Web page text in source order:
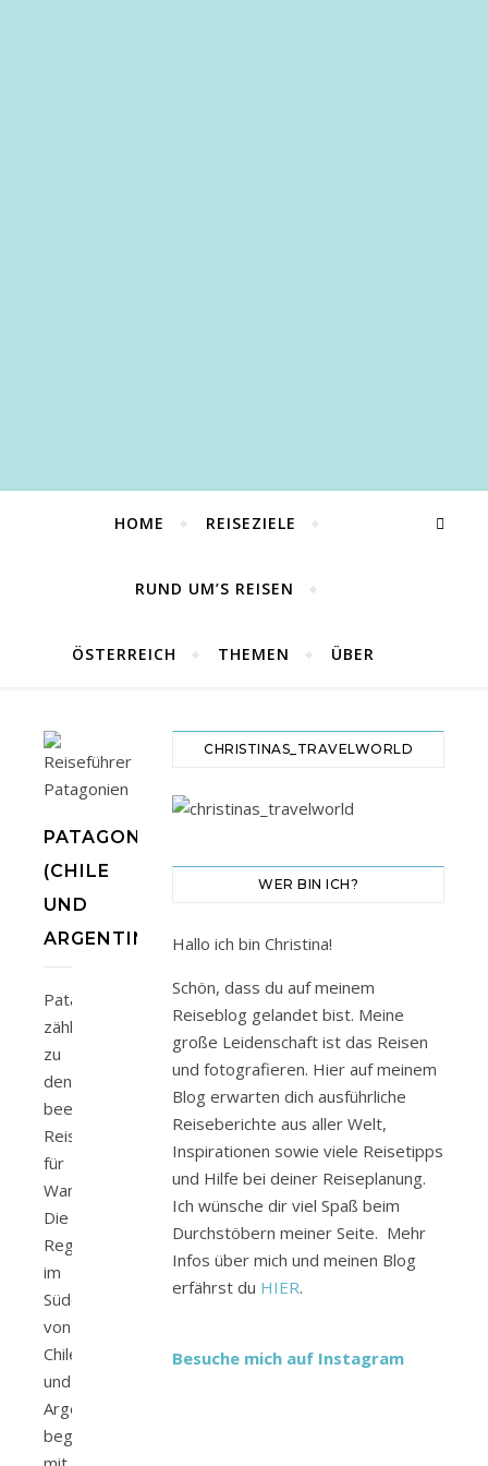
HOME REISEZIELE
RUND UM’S REISEN
ÖSTERREICH THEMEN ÜBER
PATAGONIEN
(CHILE
UND
ARGENTINIEN)
Patagonien
zählt
zu
den
beeindruckendsten
Reisezielen
für
Wanderbegeisterte.
Die
Region
im
Süden
von
Chile
und
Argentinien
begeistert
CHRISTINAS_TRAVELWORLD
WER BIN ICH?
Hallo ich bin Christina!
Schön, dass du auf meinem
Reiseblog gelandet bist. Meine
große Leidenschaft ist das Reisen
und fotografieren. Hier auf meinem
Blog erwarten dich ausführliche
Reiseberichte aus aller Welt,
Inspirationen sowie viele Reisetipps
und Hilfe bei deiner Reiseplanung.
Ich wünsche dir viel Spaß beim
Durchstöbern meiner Seite. Mehr
Infos über mich und meinen Blog
erfährst du HIER.
Besuche mich auf Instagram